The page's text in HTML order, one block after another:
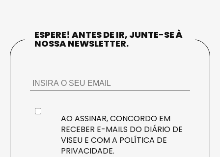
ESPERE! ANTES DE IR, JUNTE-SE À
NOSSA NEWSLETTER.
AO ASSINAR, CONCORDO EM
RECEBER E-MAILS DO DIÁRIO DE
VISEU E COM A POLÍTICA DE
PRIVACIDADE.